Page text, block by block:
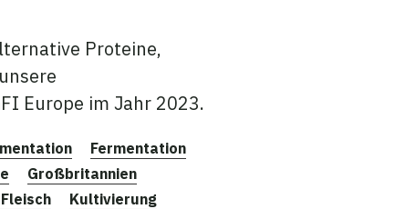
Proteine,
Europe im Jahr 2023.
Fermentation
Großbritannien
Kultivierung